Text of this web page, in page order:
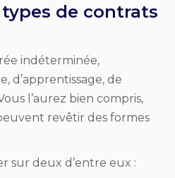
de contrats
indéterminée,
d’apprentissage, de
l’aurez bien compris,
revêtir des formes
sur deux d’entre eux :